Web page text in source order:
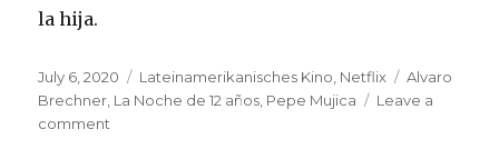
la hija.
Posted
on
July 6, 2020 Categories
Lateinamerikanisches Kino Netflix Tags
Alvaro
Brechner La Noche de 12 años Pepe Mujica
Leave a
comment